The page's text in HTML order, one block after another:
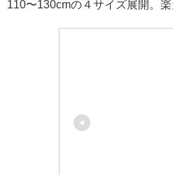
110〜130cmの４サイズ展開。楽